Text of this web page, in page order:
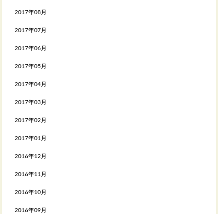
2017年08月
2017年07月
2017年06月
2017年05月
2017年04月
2017年03月
2017年02月
2017年01月
2016年12月
2016年11月
2016年10月
2016年09月